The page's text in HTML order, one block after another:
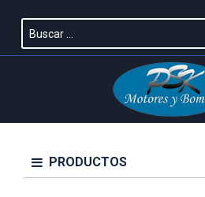
PRODUCTOS